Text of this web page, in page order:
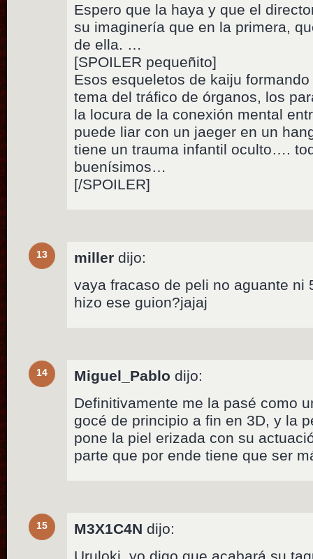
Espero que la haya y que el
su imaginería que en la primera,
de ella. …
[SPOILER pequeñito]
Esos esqueletos de kaiju
tema del tráfico de órganos, los
la locura de la conexión mental
puede liar con un jaeger en un
tiene un trauma infantil oculto….
buenísimos…
[/SPOILER]
13 miller dijo:
vaya fracaso de peli no aguante ni
hizo ese guion?jajaj
14 Miguel_Pablo dijo:
Definitivamente me la pasé como
gocé de principio a fin en 3D, y la
pone la piel erizada con su
parte que por ende tiene que ser
15 M3X1C4N dijo: